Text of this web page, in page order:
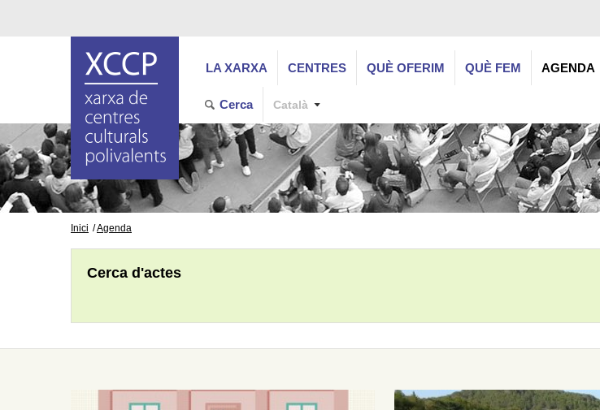
LA XARXA CENTRES QUÈ OFERIM QUÈ FEM AGENDA
Cerca Català
Inici Agenda
Cerca d'actes